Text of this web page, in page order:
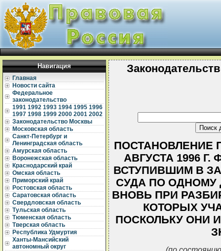
Навигация
Главная
Новости сайта
Федеральное
законодательство
1991 1992 1993 1994 1995 1996
1997 1998 1999 2000 2001 2002
Законодательство Москвы
Московская область
Санкт-Петербург и
Ленинградская область
Амурская область
Воронежская область
Краснодарский край
Омская область
Приморский край
Ростовская область
Саратовская область
Свердловская область
Тульская область
Тюменская область
Тверская область
Республика Удмуртия
Ханты-Мансийский
автономный округ
ПОСТАНОВЛЕНИЕ
АВГУСТА 1996
ВСТУПИВШИМ В
СУДА ПО ОДНОМУ
ВНОВЬ ПРИ
КОТОРЫХ
ПОСКОЛЬКУ ОНИ